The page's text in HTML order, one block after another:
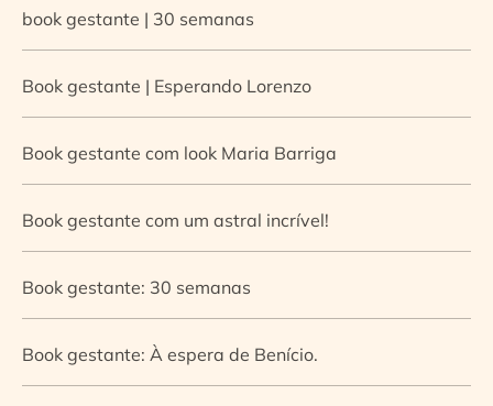
book gestante | 30 semanas
Book gestante | Esperando Lorenzo
Book gestante com look Maria Barriga
Book gestante com um astral incrível!
Book gestante: 30 semanas
Book gestante: À espera de Benício.